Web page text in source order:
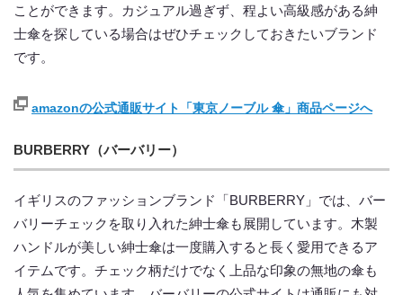
ことができます。カジュアル過ぎず、程よい高級感がある紳
士傘を探している場合はぜひチェックしておきたいブランド
です。
amazonの公式通販サイト「東京ノーブル 傘」商品ページへ
BURBERRY（バーバリー）
イギリスのファッションブランド「BURBERRY」では、バー
バリーチェックを取り入れた紳士傘も展開しています。木製
ハンドルが美しい紳士傘は一度購入すると長く愛用できるア
イテムです。チェック柄だけでなく上品な印象の無地の傘も